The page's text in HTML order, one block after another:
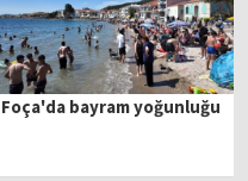
Foça'da bayram yoğunluğu